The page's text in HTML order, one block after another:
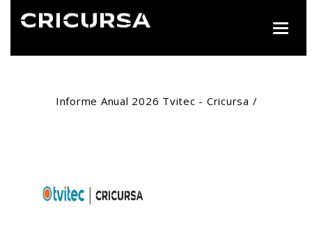
Toggle
Informe Anual 2026 Tvitec - Cricursa /